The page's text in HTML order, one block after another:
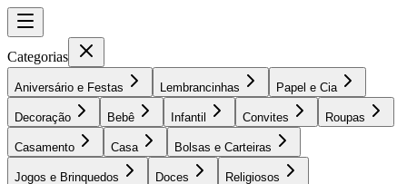
Categorias
Aniversário e Festas Lembrancinhas Papel e Cia
Decoração Bebê Infantil Convites Roupas
Casamento Casa Bolsas e Carteiras
Jogos e Brinquedos Doces Religiosos